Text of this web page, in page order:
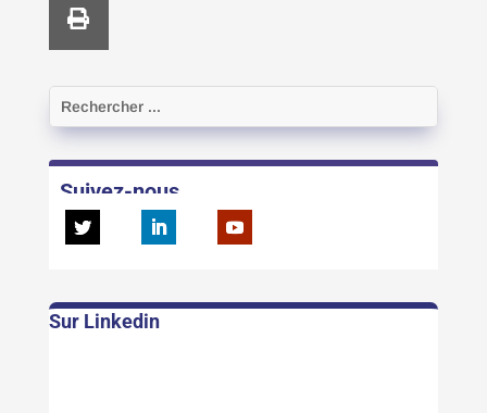
Suivez-nous
Sur Linkedin